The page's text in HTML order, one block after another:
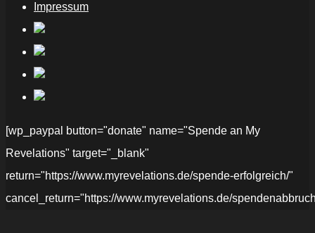
Impressum
[wp_paypal button="donate" name="Spende an My
Revelations" target="_blank"
return="https://www.myrevelations.de/spende-erfolgreich/"
cancel_return="https://www.myrevelations.de/